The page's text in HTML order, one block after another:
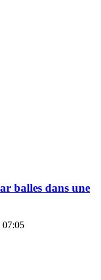
balles dans une
07:05